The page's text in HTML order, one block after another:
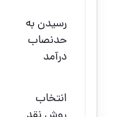
رسیدن به
حدنصاب
درآمد
انتخاب